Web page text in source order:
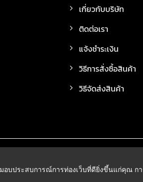
เกี่ยวกับบริษัท
ติดต่อเรา
แจ้งชำระเงิน
วิธีการสั่งซื้อสินค้า
วิธีจัดส่งสินค้า
อบประสบการณ์การท่องเว็บที่ดียิ่งขึ้นแก่คุณ ก